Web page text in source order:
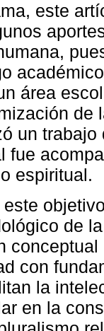
este
área
de
un
fue
espiritual.
de
con
la
en la